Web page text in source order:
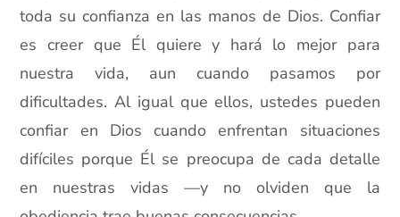
toda su confianza en las manos de Dios. Confiar
es creer que Él quiere y hará lo mejor para
nuestra vida, aun cuando pasamos por
dificultades. Al igual que ellos, ustedes pueden
confiar en Dios cuando enfrentan situaciones
difíciles porque Él se preocupa de cada detalle
en nuestras vidas —y no olviden que la